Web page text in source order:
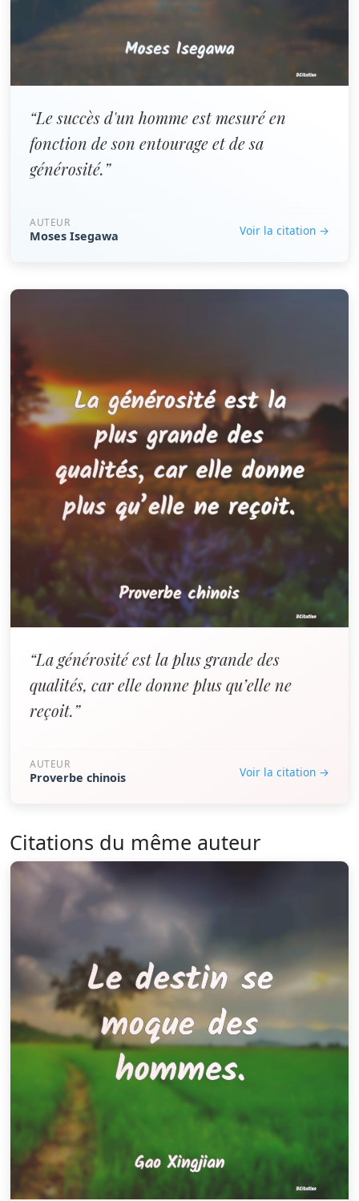
“Le succès d'un homme est mesuré en
fonction de son entourage et de sa
générosité.”
AUTEUR
Moses Isegawa Voir la citation →
“La générosité est la plus grande des
qualités, car elle donne plus qu’elle ne
reçoit.”
AUTEUR
Proverbe chinois Voir la citation →
Citations du même auteur